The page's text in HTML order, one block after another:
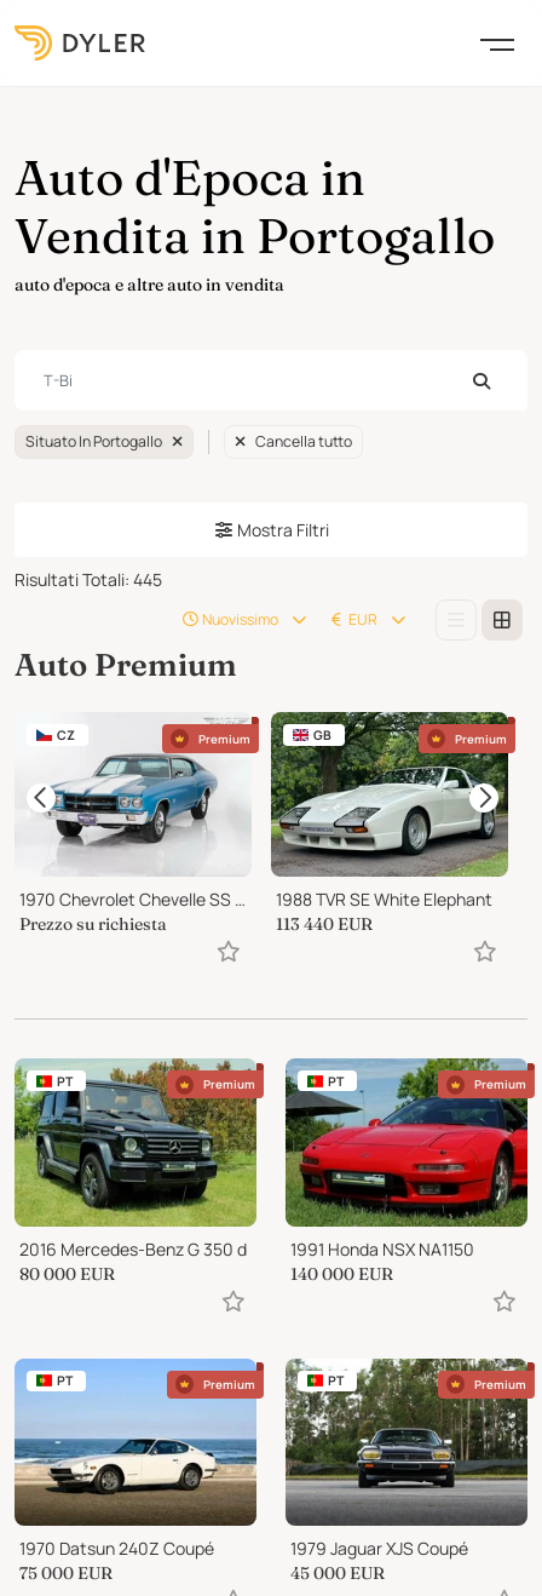
Auto d'Epoca in
Vendita in Portogallo
auto d'epoca e altre auto in vendita
Situato In Portogallo Cancella tutto
Mostra Filtri
Risultati Totali: 445
Nuovissimo EUR
Auto Premium
CZ Premium
1970 Chevrolet Chevelle SS 396
Prezzo su richiesta
GB Premium
1988 TVR SE White Elephant
113 440 EUR
PT Premium
2016 Mercedes-Benz G 350 d
80 000 EUR
PT Premium
1991 Honda NSX NA1150
140 000 EUR
PT Premium
1970 Datsun 240Z Coupé
75 000 EUR
PT Premium
1979 Jaguar XJS Coupé
45 000 EUR